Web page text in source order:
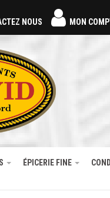
NOUS MON
ÉPICERIE FINE